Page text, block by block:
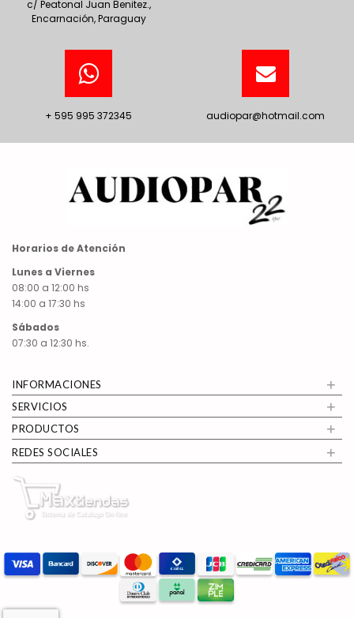
c/ Peatonal Juan Benitez.,
Encarnación, Paraguay
+ 595 995 372345 audiopar@hotmail.com
Horarios de Atención
Lunes a Viernes
08:00 a 12:00 hs
14:00 a 17:30 hs
Sábados
07:30 a 12:30 hs.
INFORMACIONES +
SERVICIOS +
PRODUCTOS +
REDES SOCIALES +